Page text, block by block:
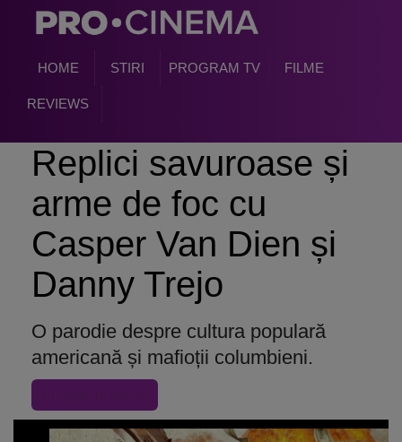
HOME STIRI PROGRAM TV FILME
REVIEWS
Replici savuroase și
arme de foc cu
Casper Van Dien și
Danny Trejo
O parodie despre cultura populară
americană și mafioții columbieni.